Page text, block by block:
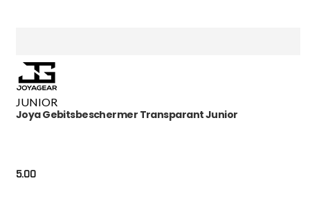
JUNIOR
Joya Gebitsbeschermer Transparant Junior
5.00